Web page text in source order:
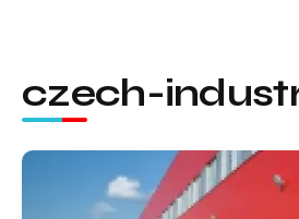
czech-